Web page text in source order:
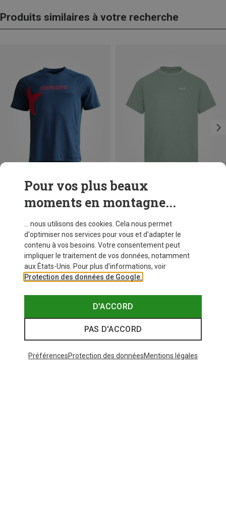
Produits similaires à votre recherche
Vous économisez 35% Vous économisez 38%
Pour vos plus beaux
moments en montagne...
... nous utilisons des cookies. Cela nous permet
d'optimiser nos services pour vous et d'adapter le
contenu à vos besoins. Votre consentement peut
impliquer le traitement de vos données, notamment
aux États-Unis. Pour plus d'informations, voir
Protection des données de Google.
D'ACCORD
PAS D'ACCORD
PréférencesProtection des donnéesMentions légales